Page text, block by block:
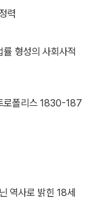
력
형성의 사회사적
로폴리스 1830-187
역사로 밝힌 18세